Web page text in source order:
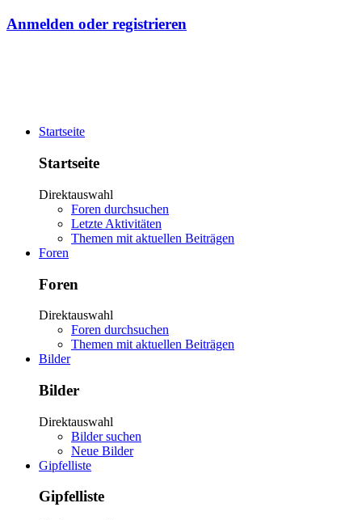
Anmelden oder registrieren
Startseite
Startseite
Direktauswahl
Foren durchsuchen
Letzte Aktivitäten
Themen mit aktuellen Beiträgen
Foren
Foren
Direktauswahl
Foren durchsuchen
Themen mit aktuellen Beiträgen
Bilder
Bilder
Direktauswahl
Bilder suchen
Neue Bilder
Gipfelliste
Gipfelliste